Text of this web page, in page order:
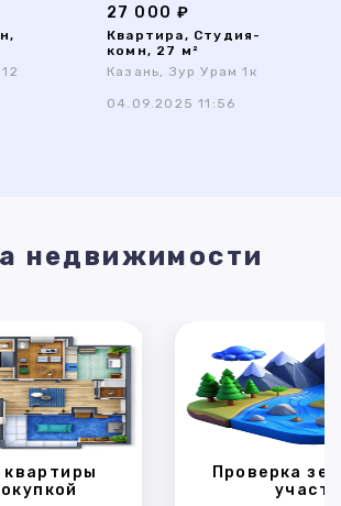
27 000 ₽
Квартира, Студия-
комн, 27 м²
Казань, Зур Урам 1к
04.09.2025 11:56
недвижимости
квартиры
Проверка